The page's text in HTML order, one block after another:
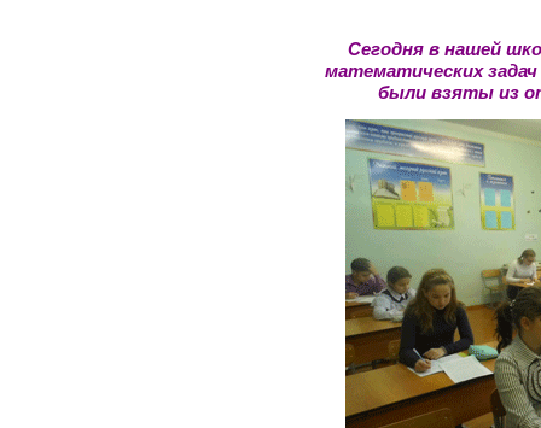
Сегодня в нашей
математических задач
были взяты из